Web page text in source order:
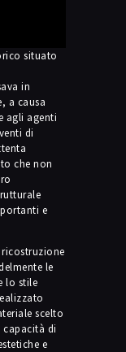
situato
in
a causa
agli agenti
di
che non
e
le
lo stile
scelto
capacità di
e